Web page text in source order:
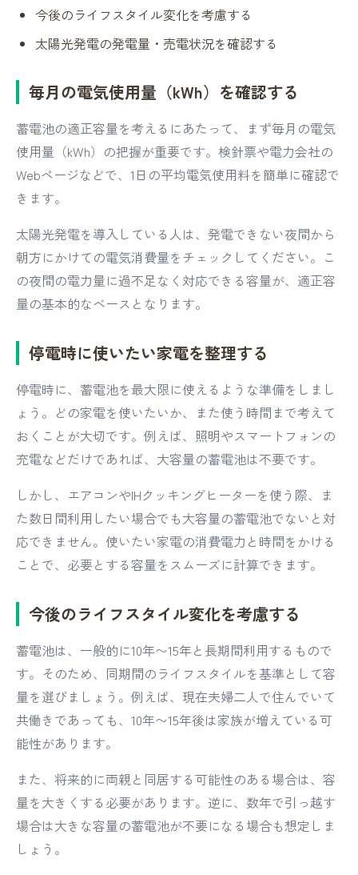
今後のライフスタイル変化を考慮する
太陽光発電の発電量・売電状況を確認する
毎月の電気使用量（kWh）を確認する
蓄電池の適正容量を考えるにあたって、まず毎月の電気
使用量（kWh）の把握が重要です。検針票や電力会社の
Webページなどで、1日の平均電気使用料を簡単に確認で
きます。
太陽光発電を導入している人は、発電できない夜間から
朝方にかけての電気消費量をチェックしてください。こ
の夜間の電力量に過不足なく対応できる容量が、適正容
量の基本的なベースとなります。
停電時に使いたい家電を整理する
停電時に、蓄電池を最大限に使えるような準備をしまし
ょう。どの家電を使いたいか、また使う時間まで考えて
おくことが大切です。例えば、照明やスマートフォンの
充電などだけであれば、大容量の蓄電池は不要です。
しかし、エアコンやIHクッキングヒーターを使う際、ま
た数日間利用したい場合でも大容量の蓄電池でないと対
応できません。使いたい家電の消費電力と時間をかける
ことで、必要とする容量をスムーズに計算できます。
今後のライフスタイル変化を考慮する
蓄電池は、一般的に10年〜15年と長期間利用するもので
す。そのため、同期間のライフスタイルを基準として容
量を選びましょう。例えば、現在夫婦二人で住んでいて
共働きであっても、10年〜15年後は家族が増えている可
能性があります。
また、将来的に両親と同居する可能性のある場合は、容
量を大きくする必要があります。逆に、数年で引っ越す
場合は大きな容量の蓄電池が不要になる場合も想定しま
しょう。